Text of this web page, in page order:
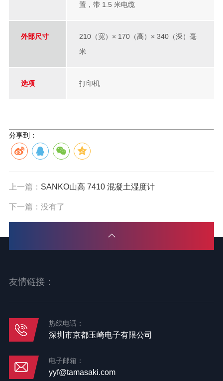
置，带 1.5 米电缆
外部尺寸
210（宽）× 170（高）× 340（深）毫
米
选项 打印机
分享到：
上一篇： SANKO山高 7410 混凝土湿度计
下一篇：没有了
友情链接：
热线电话：
深圳市京都玉崎电子有限公司
电子邮箱：
yyf@tamasaki.com